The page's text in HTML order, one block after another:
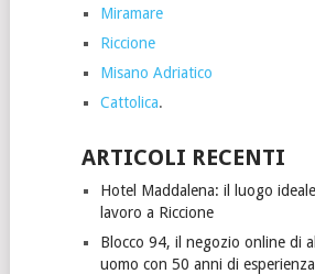
Miramare
Riccione
Misano Adriatico
Cattolica.
ARTICOLI RECENTI
Hotel Maddalena: il luogo
lavoro a Riccione
Blocco 94, il negozio online di
uomo con 50 anni di